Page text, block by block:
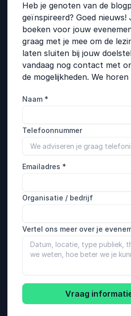
Heb je genoten van de
geïnspireerd? Goed nieuws!
boeken voor jouw
graag met je mee om de
laten sluiten bij jouw
vandaag nog contact met
de mogelijkheden. We
Naam *
Telefoonnummer
Emailadres *
Organisatie / bedrijf
Vertel ons meer over je
Vraag